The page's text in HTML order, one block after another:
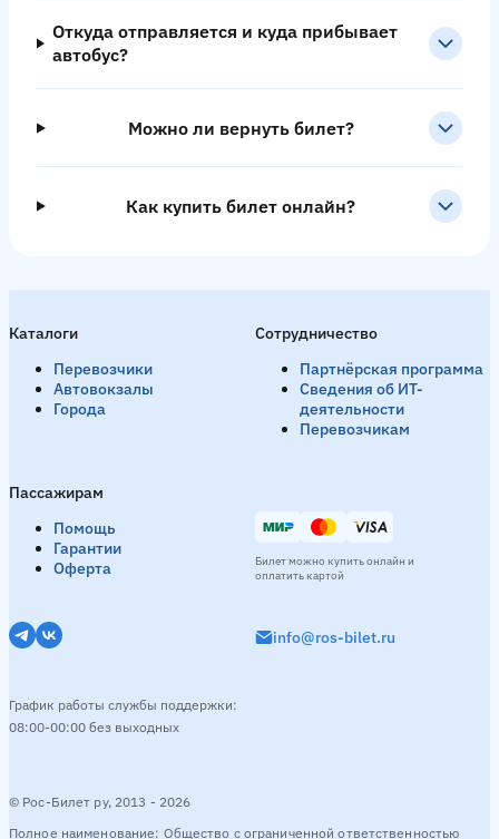
Откуда отправляется и куда прибывает
автобус?
Можно ли вернуть билет?
Как купить билет онлайн?
Каталоги
Перевозчики
Автовокзалы
Города
Пассажирам
Помощь
Гарантии
Оферта
Сотрудничество
Партнёрская программа
Сведения об ИТ-
деятельности
Перевозчикам
© Рос-Билет ру, 2013 - 2026
Полное наименование: Общество с ограниченной ответственностью
info@ros-bilet.ru
График работы службы поддержки:
08:00-00:00 без выходных
Билет можно купить онлайн и
оплатить картой